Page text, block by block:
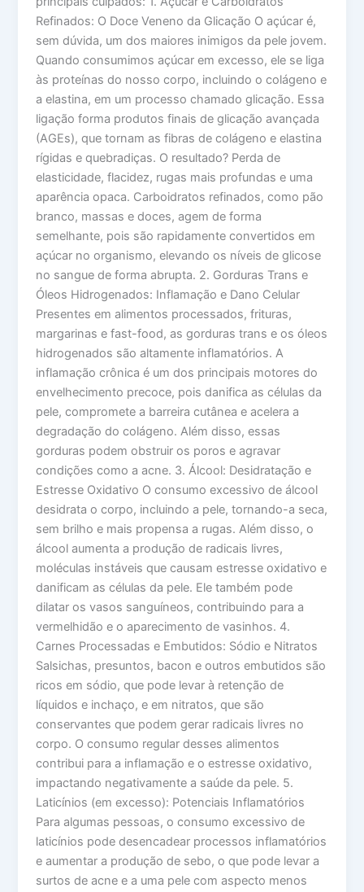
Refinados: O Doce Veneno da Glicação O açúcar é,
sem dúvida, um dos maiores inimigos da pele jovem.
Quando consumimos açúcar em excesso, ele se liga
às proteínas do nosso corpo, incluindo o colágeno e
a elastina, em um processo chamado glicação. Essa
ligação forma produtos finais de glicação avançada
(AGEs), que tornam as fibras de colágeno e elastina
rígidas e quebradiças. O resultado? Perda de
elasticidade, flacidez, rugas mais profundas e uma
aparência opaca. Carboidratos refinados, como pão
branco, massas e doces, agem de forma
semelhante, pois são rapidamente convertidos em
açúcar no organismo, elevando os níveis de glicose
no sangue de forma abrupta. 2. Gorduras Trans e
Óleos Hidrogenados: Inflamação e Dano Celular
Presentes em alimentos processados, frituras,
margarinas e fast-food, as gorduras trans e os óleos
hidrogenados são altamente inflamatórios. A
inflamação crônica é um dos principais motores do
envelhecimento precoce, pois danifica as células da
pele, compromete a barreira cutânea e acelera a
degradação do colágeno. Além disso, essas
gorduras podem obstruir os poros e agravar
condições como a acne. 3. Álcool: Desidratação e
Estresse Oxidativo O consumo excessivo de álcool
desidrata o corpo, incluindo a pele, tornando-a seca,
sem brilho e mais propensa a rugas. Além disso, o
álcool aumenta a produção de radicais livres,
moléculas instáveis que causam estresse oxidativo e
danificam as células da pele. Ele também pode
dilatar os vasos sanguíneos, contribuindo para a
vermelhidão e o aparecimento de vasinhos. 4.
Carnes Processadas e Embutidos: Sódio e Nitratos
Salsichas, presuntos, bacon e outros embutidos são
ricos em sódio, que pode levar à retenção de
líquidos e inchaço, e em nitratos, que são
conservantes que podem gerar radicais livres no
corpo. O consumo regular desses alimentos
contribui para a inflamação e o estresse oxidativo,
impactando negativamente a saúde da pele. 5.
Laticínios (em excesso): Potenciais Inflamatórios
Para algumas pessoas, o consumo excessivo de
laticínios pode desencadear processos inflamatórios
e aumentar a produção de sebo, o que pode levar a
surtos de acne e a uma pele com aspecto menos